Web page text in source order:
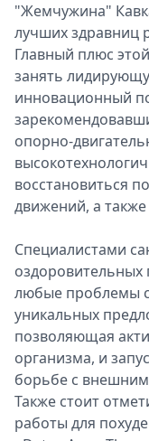
"Жемчужина"
лучших здравниц
Главный плюс
занять
инновационный
опорно-
восстановиться
движений, а
Специалистами
любые проблемы
уникальных
позволяющая
организма, и
борьбе с
Также стоит
работы для